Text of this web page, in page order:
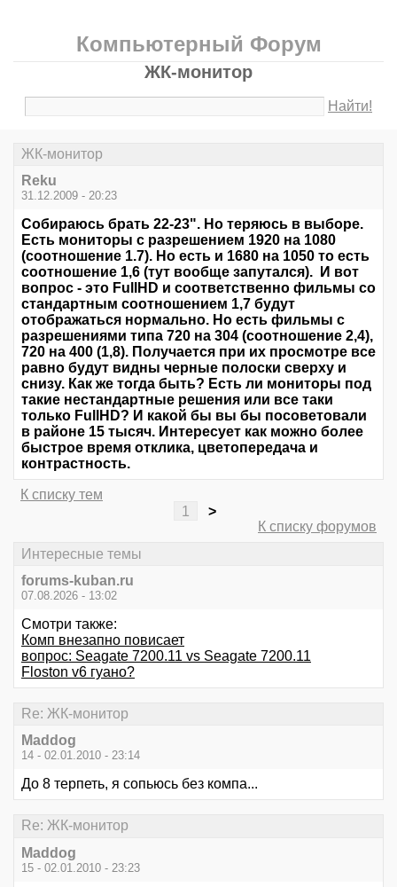
Компьютерный Форум
ЖК-монитор
Найти!
ЖК-монитор
Reku
31.12.2009 - 20:23
Собираюсь брать 22-23". Но теряюсь в выборе.
Есть мониторы с разрешением 1920 на 1080
(соотношение 1.7). Но есть и 1680 на 1050 то есть
соотношение 1,6 (тут вообще запутался). И вот
вопрос - это FullHD и соответственно фильмы со
стандартным соотношением 1,7 будут
отображаться нормально. Но есть фильмы с
разрешениями типа 720 на 304 (соотношение 2,4),
720 на 400 (1,8). Получается при их просмотре все
равно будут видны черные полоски сверху и
снизу. Как же тогда быть? Есть ли мониторы под
такие нестандартные решения или все таки
только FullHD? И какой бы вы бы посоветовали
в районе 15 тысяч. Интересует как можно более
быстрое время отклика, цветопередача и
контрастность.
К списку тем
1
>
К списку форумов
Интересные темы
forums-kuban.ru
07.08.2026 - 13:02
Смотри также:
Комп внезапно повисает
вопрос: Seagate 7200.11 vs Seagate 7200.11
Floston v6 гуано?
Re: ЖК-монитор
Maddog
14 - 02.01.2010 - 23:14
До 8 терпеть, я сопьюсь без компа...
Re: ЖК-монитор
Maddog
15 - 02.01.2010 - 23:23